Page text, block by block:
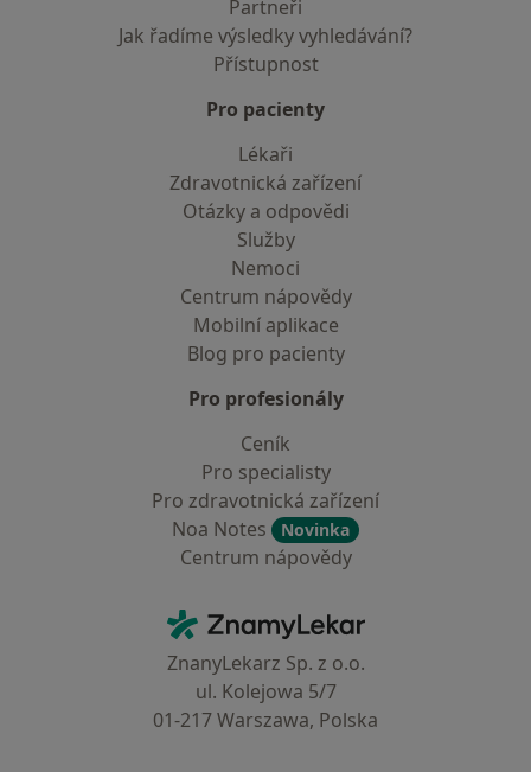
Partneři
Jak řadíme výsledky vyhledávání?
Přístupnost
Pro pacienty
Lékaři
Zdravotnická zařízení
Otázky a odpovědi
Služby
Nemoci
Centrum nápovědy
Mobilní aplikace
Blog pro pacienty
Pro profesionály
Ceník
Pro specialisty
Pro zdravotnická zařízení
Noa Notes
Novinka
Centrum nápovědy
ZnamyLekar - Hlavní stránka
ZnanyLekarz Sp. z o.o.
ul. Kolejowa 5/7
01-217 Warszawa, Polska